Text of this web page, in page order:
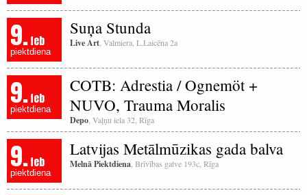
9.feb
piektdiena
Suņa Stunda
Live Art , Valmiera, L.Laicēna 2a
9.feb
piektdiena
COTB: Adrestia / Ognemöt +
NUVO, Trauma Moralis
Depo , Vaļņu iela 32, Rīga
9.feb
piektdiena
Latvijas Metālmūzikas gada balva
Melnā Piektdiena , Brīvības gatve 193c, Rīga